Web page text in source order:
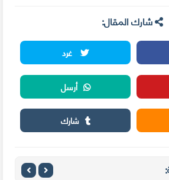
شارك المقال:
غرد
أرسل
شارك